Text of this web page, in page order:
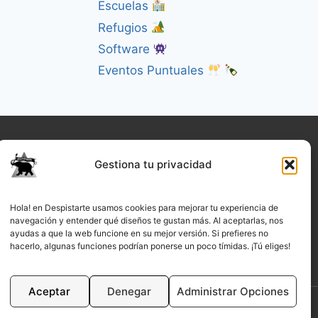
Gestiona tu privacidad
Hola! en Despistarte usamos cookies para mejorar tu experiencia de
navegación y entender qué diseños te gustan más. Al aceptarlas, nos
ayudas a que la web funcione en su mejor versión. Si prefieres no
hacerlo, algunas funciones podrían ponerse un poco tímidas. ¡Tú eliges!
Aceptar Denegar Administrar Opciones
Escuelas
Refugios
Software
Eventos Puntuales